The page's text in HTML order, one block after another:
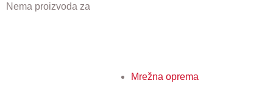
Mrežna oprema
Nema proizvoda za prikaz.